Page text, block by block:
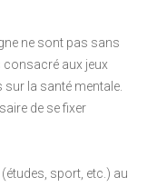
ne sont pas sans
consacré aux jeux
la santé mentale.
de se fixer
sport, etc.) au